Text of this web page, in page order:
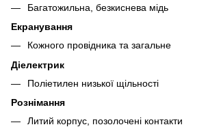
Багатожильна, безкиснева мідь
Екранування
Кожного провідника та загальне
Діелектрик
Поліетилен низької щільності
Рознімання
Литий корпус, позолочені контакти